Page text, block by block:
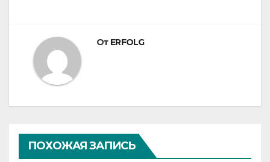
От ERFOLG
ПОХОЖАЯ ЗАПИСЬ